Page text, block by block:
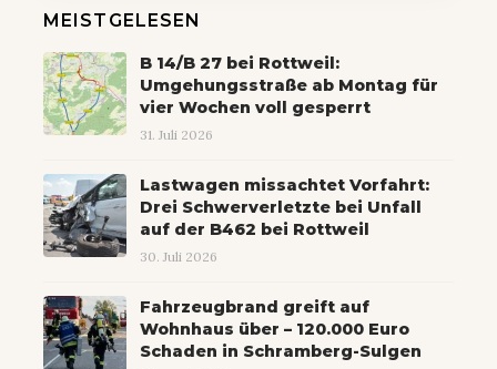
MEISTGELESEN
B 14/B 27 bei Rottweil:
Umgehungsstraße ab Montag für
vier Wochen voll gesperrt
31. Juli 2026
Lastwagen missachtet Vorfahrt:
Drei Schwerverletzte bei Unfall
auf der B462 bei Rottweil
30. Juli 2026
Fahrzeugbrand greift auf
Wohnhaus über – 120.000 Euro
Schaden in Schramberg-Sulgen